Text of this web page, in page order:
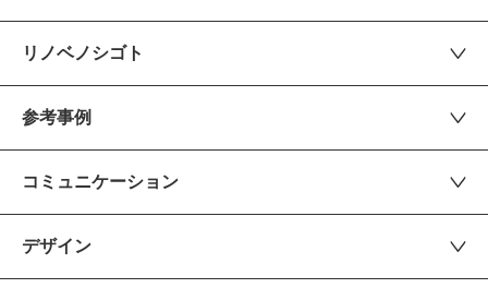
リノベノシゴト
参考事例
コミュニケーション
デザイン